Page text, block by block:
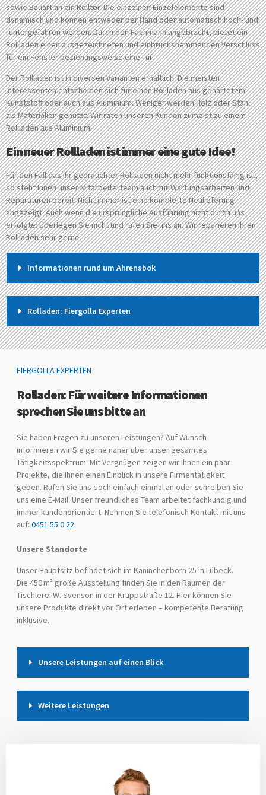
sowie Bauart an ein Rolltor. Die einzelnen Einzelelemente sind
dynamisch und können entweder per Hand oder automatisch hoch- und
runtergefahren werden. Durch den Fachmann angebracht, bietet ein
Rollladen einen ausgezeichneten und einbruchshemmenden Verschluss
für ein Fenster beziehungsweise eine Tür.
Der Rollladen ist in diversen Varianten erhältlich. Die meisten
Interessenten entscheiden sich für einen Rollladen aus gehärtetem
Kunststoff oder auch aus Aluminium. Weniger werden Holz oder Stahl
als Materialien genutzt. Wir raten unseren Kunden zumeist zu einem
Rollladen aus Aluminium.
Ein neuer Rollladen ist immer eine gute Idee!
Für den Fall das Ihr gebrauchter Rollladen nicht mehr funktionsfähig ist,
so steht Ihnen unser Mitarbeiterteam auch für Wartungsarbeiten und
Reparaturen bereit. Nicht immer ist eine komplette Neulieferung
angezeigt. Auch wenn die ursprüngliche Ausführung nicht durch uns
erfolgte: Überlegen Sie nicht und rufen Sie uns an. Wir reparieren Ihren
Rollladen sehr gerne.
Informationen rund um Ahrensbök
Rolladen: Fiergolla Experten
FIERGOLLA EXPERTEN
Rolladen: Für weitere Informationen
sprechen Sie uns bitte an
Sie haben Fragen zu unseren Leistungen? Auf Wunsch
informieren wir Sie gerne näher über unser gesamtes
Tätigkeitsspektrum. Mit Vergnügen zeigen wir Ihnen ein paar
Projekte, die Ihnen einen Einblick in unsere Firmentätigkeit
geben. Rufen Sie uns doch einfach einmal an oder schreiben Sie
uns eine E-Mail. Unser freundliches Team arbeitet fachkundig und
immer kundenorientiert. Nehmen Sie telefonisch Kontakt mit uns
auf: 0451 55 0 22
Unsere Standorte
Unser Hauptsitz befindet sich im Kaninchenborn 25 in Lübeck.
Die 450 m² große Ausstellung finden Sie in den Räumen der
Tischlerei W. Svenson in der Kruppstraße 12. Hier können Sie
unsere Produkte direkt vor Ort erleben – kompetente Beratung
inklusive.
Unsere Leistungen auf einen Blick
Weitere Leistungen